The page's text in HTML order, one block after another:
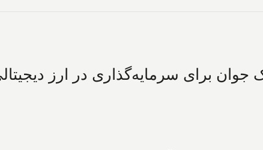
۷۴۰ هزار دلار به یک جوان برای سرمایه‌گذاری در